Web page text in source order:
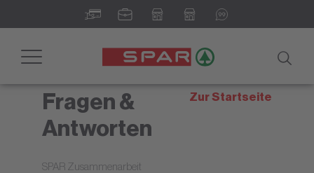
Toggle
Newsroom - Ihr digitales
Zur Startseite
Fragen &
Antworten
SPAR Zusammenarbeit